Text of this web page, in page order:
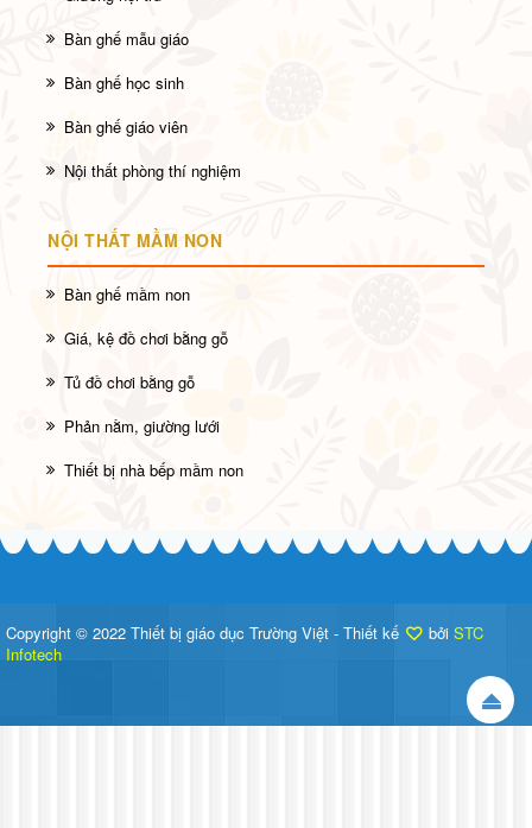
Bàn ghế mẫu giáo
Bàn ghế học sinh
Bàn ghế giáo viên
Nội thất phòng thí nghiệm
NỘI THẤT MẦM NON
Bàn ghế mầm non
Giá, kệ đồ chơi bằng gỗ
Tủ đồ chơi bằng gỗ
Phản nằm, giường lưới
Thiết bị nhà bếp mầm non
Copyright © 2022 Thiết bị giáo dục Trường Việt - Thiết kế bởi STC
Infotech